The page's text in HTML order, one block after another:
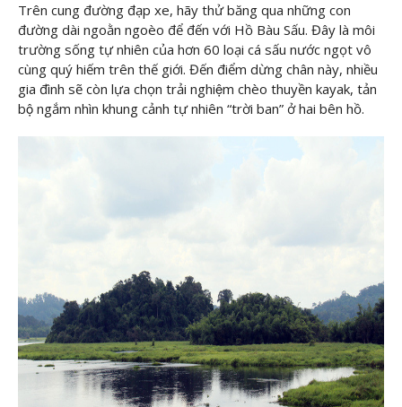
Trên cung đường đạp xe, hãy thử băng qua những con
đường dài ngoằn ngoèo để đến với Hồ Bàu Sấu. Đây là môi
trường sống tự nhiên của hơn 60 loại cá sấu nước ngọt vô
cùng quý hiếm trên thế giới. Đến điểm dừng chân này, nhiều
gia đình sẽ còn lựa chọn trải nghiệm chèo thuyền kayak, tản
bộ ngắm nhìn khung cảnh tự nhiên “trời ban” ở hai bên hồ.